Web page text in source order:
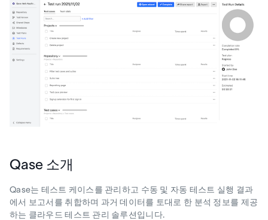
Qase 소개
Qase는 테스트 케이스를 관리하고 수동 및 자동 테스트 실행 결과
에서 보고서를 취합하며 과거 데이터를 토대로 한 분석 정보를 제공
하는 클라우드 테스트 관리 솔루션입니다.